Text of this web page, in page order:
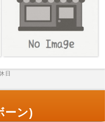
日
ーン)